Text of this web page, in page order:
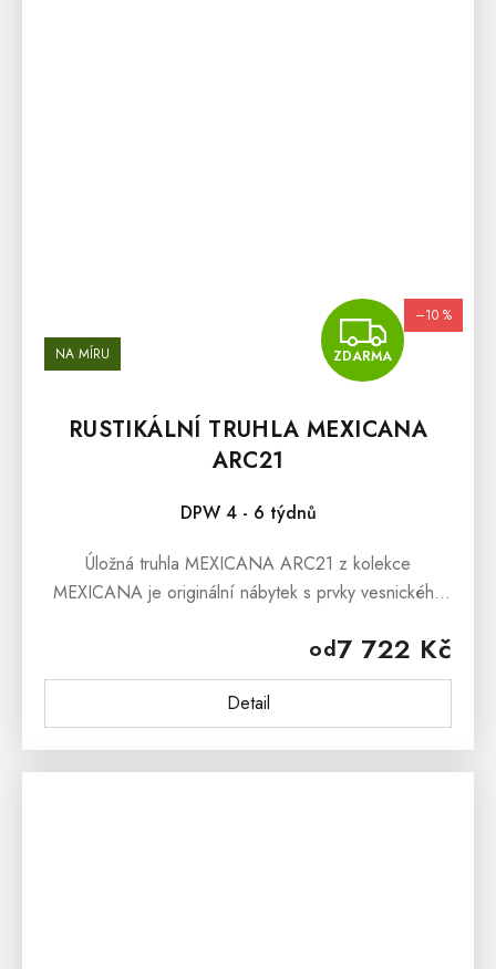
NA MÍRU ZDARMA
–10 %
RUSTIKÁLNÍ TRUHLA MEXICANA
ARC21
DPW 4 - 6 týdnů
od7 722 Kč
Detail
Úložná truhla MEXICANA ARC21 z kolekce
MEXICANA je originální nábytek s prvky vesnického
ošetřena přírodním voskem nebo...